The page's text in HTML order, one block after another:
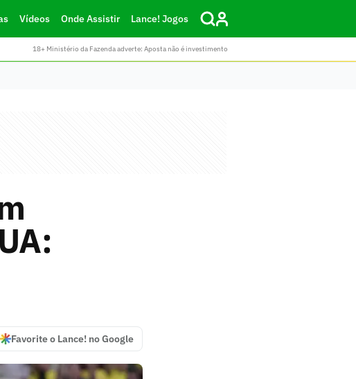
Vídeos Onde Assistir Lance! Jogos
18+ Ministério da Fazenda adverte: Aposta não é investimento
Favorite o Lance! no Google